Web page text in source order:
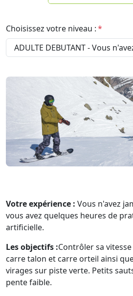
Choisissez votre niveau :
Votre expérience : Vous n'avez
vous avez quelques heures de
artificielle.
Les objectifs :Contrôler sa
carre talon et carre orteil ainsi
virages sur piste verte. Petits
pente faible.